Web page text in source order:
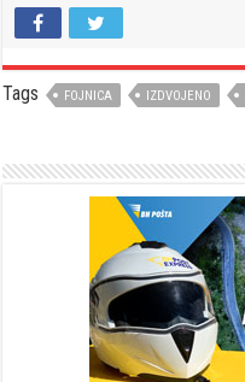
Tags FOJNICA IZDVOJENO